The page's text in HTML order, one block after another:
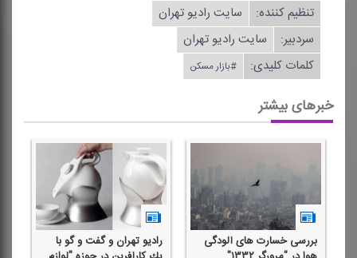
تنظیم كننده:
سایت رادیو تهران
سردبیر:
سایت رادیو تهران
کلمات کلیدی:
#بازار مسكن
خبرهای بیشتر
بررسی خسارت های آلودگی
رادیو تهران و گفت و گو با